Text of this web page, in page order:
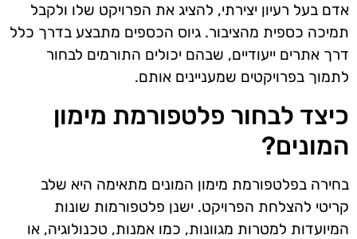
אדם בעל רעיון יצירתי, להציג את הפרויקט שלו ולקבל
תמיכה כספית מהציבור. גיוס הכספים מתבצע בדרך כלל
דרך אתרים ייעודיים, שבהם יכולים התורמים לבחור
לתמוך בפרויקטים שמעניינים אותם.
כיצד לבחור פלטפורמת מימון
המונים?
בחירה בפלטפורמת מימון המונים מתאימה היא שלב
קריטי להצלחת הפרויקט. ישנן פלטפורמות שונות
המיועדות למטרות מגוונות, כמו אמנות, טכנולוגיה, או